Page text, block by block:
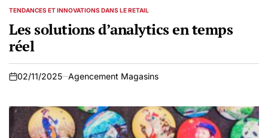
POSTED
TENDANCES ET INNOVATIONS DANS LE RETAIL
Les solutions d’analytics en temps
réel
on
02/11/2025 Agencement Magasins